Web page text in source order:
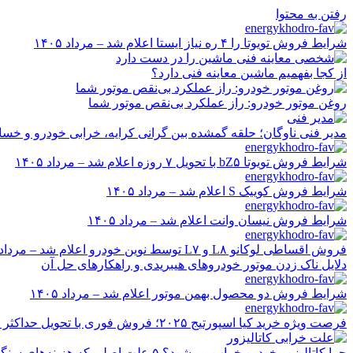
رفتن به محتوا
شرایط فروش تویوتا را ۴ ره نیاز ایستا اعلام شد – مرداد ۱۴۰۵
از کجا بفهمیم ماشین معاینه فنی دارد؟
روغن موتور خودرو: راز عملکرد بی‌نقص موتور شما
مدیر فنی ناوگان؛ حلقه گمشده بین گرانی کرایه، خرابی خودرو و
شرایط فروش تویوتا bZ۵ با تحویل ۷ روزه اعلام شد – مرداد ۱۴۰۵
شرایط فروش کوییک S اعلام شد – مرداد ۱۴۰۵
شرایط فروش نیسان وانت اعلام شد – مرداد ۱۴۰۵
فروش اقساطی لوکانو L۸ و L۷ توسط نوین خودرو اعلام شد – مرداد ۱۴۰۵
دلایل ناک زدن موتور خودروهای هیبریدی و راهکارهای حل آن
شرایط فروش دو محصول بهمن موتور اعلام شد – مرداد ۱۴۰۵
فرصت ویژه خرید کیا اسپورتیج ۲۰۲۵؛ فروش فوری با تحویل حداکثر ۲۰ روزه و قیمت قطعی